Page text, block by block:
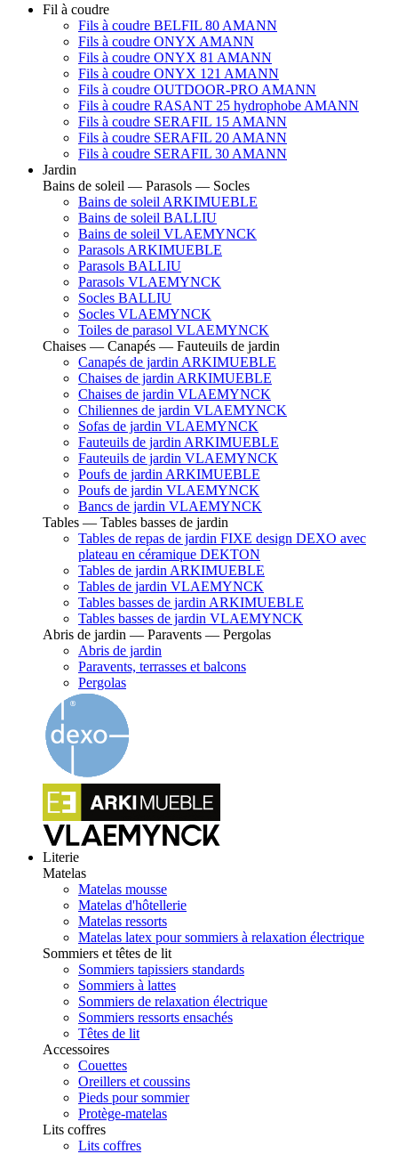
Fil à coudre
Fils à coudre BELFIL 80 AMANN
Fils à coudre ONYX AMANN
Fils à coudre ONYX 81 AMANN
Fils à coudre ONYX 121 AMANN
Fils à coudre OUTDOOR-PRO AMANN
Fils à coudre RASANT 25 hydrophobe AMANN
Fils à coudre SERAFIL 15 AMANN
Fils à coudre SERAFIL 20 AMANN
Fils à coudre SERAFIL 30 AMANN
Jardin
Bains de soleil — Parasols — Socles
Bains de soleil ARKIMUEBLE
Bains de soleil BALLIU
Bains de soleil VLAEMYNCK
Parasols ARKIMUEBLE
Parasols BALLIU
Parasols VLAEMYNCK
Socles BALLIU
Socles VLAEMYNCK
Toiles de parasol VLAEMYNCK
Chaises — Canapés — Fauteuils de jardin
Canapés de jardin ARKIMUEBLE
Chaises de jardin ARKIMUEBLE
Chaises de jardin VLAEMYNCK
Chiliennes de jardin VLAEMYNCK
Sofas de jardin VLAEMYNCK
Fauteuils de jardin ARKIMUEBLE
Fauteuils de jardin VLAEMYNCK
Poufs de jardin ARKIMUEBLE
Poufs de jardin VLAEMYNCK
Bancs de jardin VLAEMYNCK
Tables — Tables basses de jardin
Tables de repas de jardin FIXE design DEXO avec
plateau en céramique DEKTON
Tables de jardin ARKIMUEBLE
Tables de jardin VLAEMYNCK
Tables basses de jardin ARKIMUEBLE
Tables basses de jardin VLAEMYNCK
Abris de jardin — Paravents — Pergolas
Abris de jardin
Paravents, terrasses et balcons
Pergolas
Literie
Matelas
Matelas mousse
Matelas d'hôtellerie
Matelas ressorts
Matelas latex pour sommiers à relaxation électrique
Sommiers et têtes de lit
Sommiers tapissiers standards
Sommiers à lattes
Sommiers de relaxation électrique
Sommiers ressorts ensachés
Têtes de lit
Accessoires
Couettes
Oreillers et coussins
Pieds pour sommier
Protège-matelas
Lits coffres
Lits coffres